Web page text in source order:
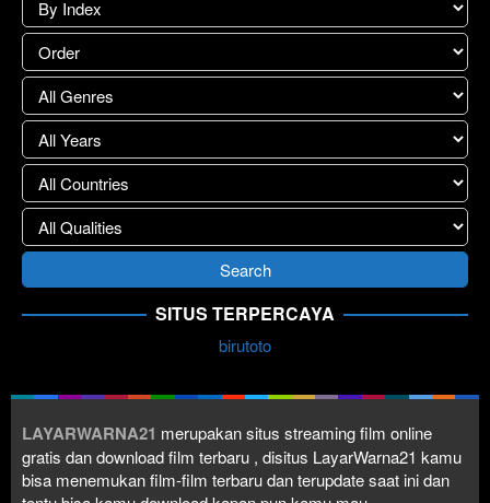
SITUS TERPERCAYA
birutoto
LAYARWARNA21 merupakan situs streaming film online
gratis dan download film terbaru , disitus LayarWarna21 kamu
bisa menemukan film-film terbaru dan terupdate saat ini dan